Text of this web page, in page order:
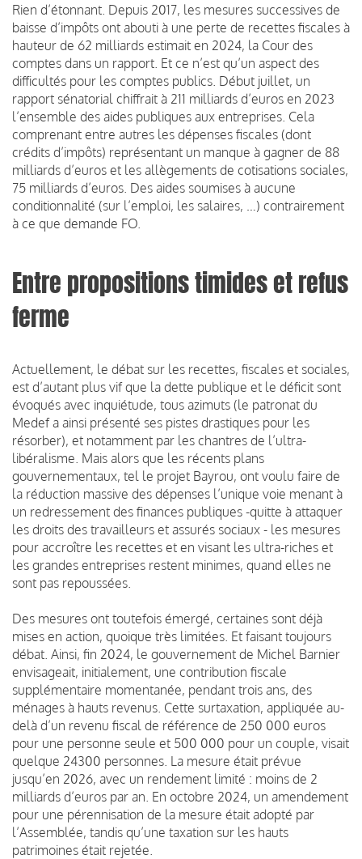
Rien d’étonnant. Depuis 2017, les mesures successives de
baisse d’impôts ont abouti à une perte de recettes fiscales à
hauteur de 62 milliards estimait en 2024, la Cour des
comptes dans un rapport. Et ce n’est qu’un aspect des
difficultés pour les comptes publics. Début juillet, un
rapport sénatorial chiffrait à 211 milliards d’euros en 2023
l’ensemble des aides publiques aux entreprises. Cela
comprenant entre autres les dépenses fiscales (dont
crédits d’impôts) représentant un manque à gagner de 88
milliards d’euros et les allègements de cotisations sociales,
75 milliards d’euros. Des aides soumises à aucune
conditionnalité (sur l’emploi, les salaires, …) contrairement
à ce que demande FO.
Entre propositions timides et refus
ferme
Actuellement, le débat sur les recettes, fiscales et sociales,
est d’autant plus vif que la dette publique et le déficit sont
évoqués avec inquiétude, tous azimuts (le patronat du
Medef a ainsi présenté ses pistes drastiques pour les
résorber), et notamment par les chantres de l’ultra-
libéralisme. Mais alors que les récents plans
gouvernementaux, tel le projet Bayrou, ont voulu faire de
la réduction massive des dépenses l’unique voie menant à
un redressement des finances publiques -quitte à attaquer
les droits des travailleurs et assurés sociaux - les mesures
pour accroître les recettes et en visant les ultra-riches et
les grandes entreprises restent minimes, quand elles ne
sont pas repoussées.
Des mesures ont toutefois émergé, certaines sont déjà
mises en action, quoique très limitées. Et faisant toujours
débat. Ainsi, fin 2024, le gouvernement de Michel Barnier
envisageait, initialement, une contribution fiscale
supplémentaire momentanée, pendant trois ans, des
ménages à hauts revenus. Cette surtaxation, appliquée au-
delà d’un revenu fiscal de référence de 250 000 euros
pour une personne seule et 500 000 pour un couple, visait
quelque 24300 personnes. La mesure était prévue
jusqu’en 2026, avec un rendement limité : moins de 2
milliards d’euros par an. En octobre 2024, un amendement
pour une pérennisation de la mesure était adopté par
l’Assemblée, tandis qu’une taxation sur les hauts
patrimoines était rejetée.